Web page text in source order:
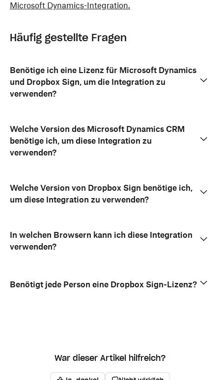
Microsoft Dynamics-Integration.
Häufig gestellte Fragen
Benötige ich eine Lizenz für Microsoft Dynamics
und Dropbox Sign, um die Integration zu
verwenden?
Welche Version des Microsoft Dynamics CRM
benötige ich, um diese Integration zu
verwenden?
Welche Version von Dropbox Sign benötige ich,
um diese Integration zu verwenden?
In welchen Browsern kann ich diese Integration
verwenden?
Benötigt jede Person eine Dropbox Sign-Lizenz?
War dieser Artikel hilfreich?